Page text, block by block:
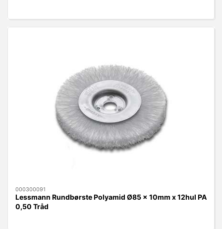
000300091
Lessmann Rundbørste Polyamid Ø85 x 10mm x 12hul PA
0,50 Tråd